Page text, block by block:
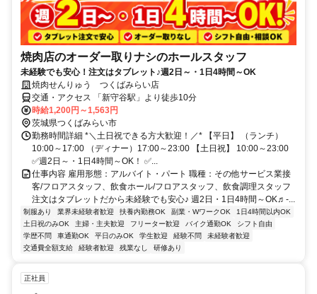
焼肉店のオーダー取りナシのホールスタッフ
未経験でも安心！注文はタブレット♪週2日～・1日4時間～OK
焼肉せんりゅう つくばみらい店
交通・アクセス 「新守谷駅」より徒歩10分
時給1,200円～1,563円
茨城県つくばみらい市
勤務時間詳細 *＼土日祝できる方大歓迎！／* 【平日】 （ランチ）
10:00～17:00 （ディナー）17:00～23:00 【土日祝】 10:00～23:00
✅週2日～・1日4時間～OK！ ✅...
仕事内容 雇用形態：アルバイト・パート 職種：その他サービス業接
客/フロアスタッフ、飲食ホール/フロアスタッフ、飲食調理スタッフ
注文はタブレットだから未経験でも安心♪ 週2日・1日4時間～OK♬-...
制服あり 業界未経験者歓迎 扶養内勤務OK 副業・WワークOK
1日4時間以内OK
土日祝のみOK
主婦・主夫歓迎 フリーター歓迎 バイク通勤OK
シフト自由
学歴不問
車通勤OK 平日のみOK 学生歓迎 経験不問
未経験者歓迎
交通費全額支給
経験者歓迎 残業なし 研修あり
正社員